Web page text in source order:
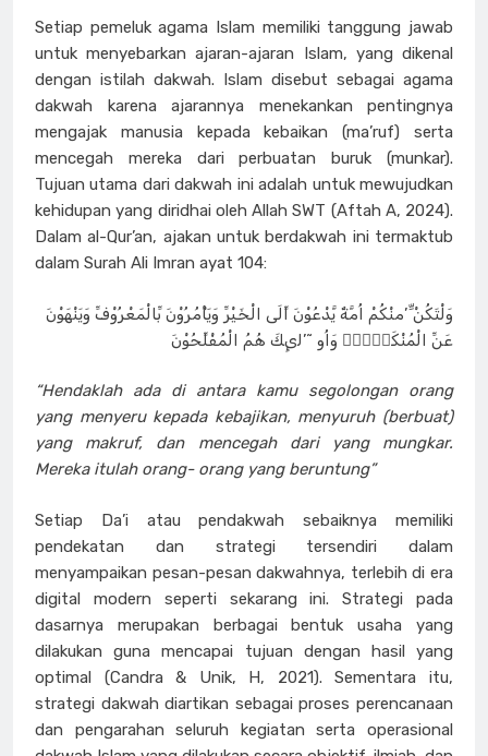
Setiap pemeluk agama Islam memiliki tanggung jawab
untuk menyebarkan ajaran-ajaran Islam, yang dikenal
dengan istilah dakwah. Islam disebut sebagai agama
dakwah karena ajarannya menekankan pentingnya
mengajak manusia kepada kebaikan (ma’ruf) serta
mencegah mereka dari perbuatan buruk (munkar).
Tujuan utama dari dakwah ini adalah untuk mewujudkan
kehidupan yang diridhai oleh Allah SWT (Aftah A, 2024).
Dalam al-Qur’an, ajakan untuk berdakwah ini termaktub
dalam Surah Ali Imran ayat 104:
وَلْتَكُنْ ِّ’منْكُمْ اُمَّةٌ يَّدْعُوْنَ اِّلَى الْخَيْرِّ وَيَأْمُرُوْنَ بِّالْمَعْرُوْفِّ وَيَنْهَوْنَ
عَنِّ الْمُنْكَرِِّۗ وَاُو ˜’لىِٕكَ هُمُ الْمُفْلِّحُوْنَ
“Hendaklah ada di antara kamu segolongan orang
yang menyeru kepada kebajikan, menyuruh (berbuat)
yang makruf, dan mencegah dari yang mungkar.
Mereka itulah orang- orang yang beruntung”
Setiap Da’i atau pendakwah sebaiknya memiliki
pendekatan dan strategi tersendiri dalam
menyampaikan pesan-pesan dakwahnya, terlebih di era
digital modern seperti sekarang ini. Strategi pada
dasarnya merupakan berbagai bentuk usaha yang
dilakukan guna mencapai tujuan dengan hasil yang
optimal (Candra & Unik, H, 2021). Sementara itu,
strategi dakwah diartikan sebagai proses perencanaan
dan pengarahan seluruh kegiatan serta operasional